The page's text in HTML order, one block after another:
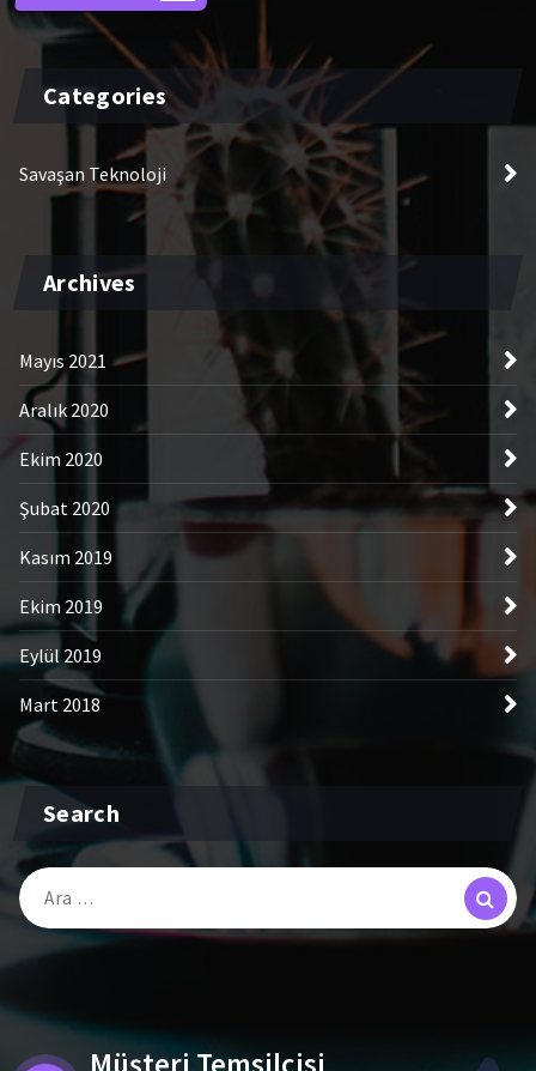
Categories
Savaşan Teknoloji
Archives
Mayıs 2021
Aralık 2020
Ekim 2020
Şubat 2020
Kasım 2019
Ekim 2019
Eylül 2019
Mart 2018
Search
Arama: